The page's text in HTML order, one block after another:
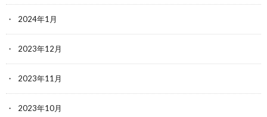
2024年1月
2023年12月
2023年11月
2023年10月